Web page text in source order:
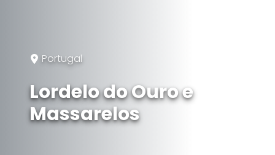
Portugal
Lordelo do Ouro e
Massarelos